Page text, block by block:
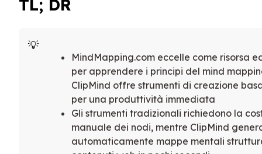
TL; DR
MindMapping.com eccelle come risorsa
per apprendere i principi del mind
ClipMind offre strumenti di creazione
per una produttività immediata
Gli strumenti tradizionali richiedono la
manuale dei nodi, mentre ClipMind
automaticamente mappe mentali